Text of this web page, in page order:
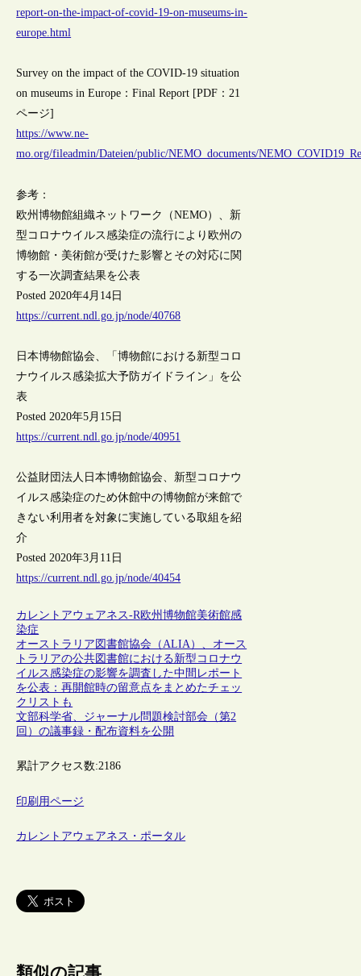
report-on-the-impact-of-covid-19-on-museums-in-
europe.html
Survey on the impact of the COVID-19 situation
on museums in Europe：Final Report [PDF：21
ページ]
https://www.ne-
mo.org/fileadmin/Dateien/public/NEMO_documents/
参考：
欧州博物館組織ネットワーク（NEMO）、新
型コロナウイルス感染症の流行により欧州の
博物館・美術館が受けた影響とその対応に関
する一次調査結果を公表
Posted 2020年4月14日
https://current.ndl.go.jp/node/40768
日本博物館協会、「博物館における新型コロ
ナウイルス感染拡大予防ガイドライン」を公
表
Posted 2020年5月15日
https://current.ndl.go.jp/node/40951
公益財団法人日本博物館協会、新型コロナウ
イルス感染症のため休館中の博物館が来館で
きない利用者を対象に実施している取組を紹
介
Posted 2020年3月11日
https://current.ndl.go.jp/node/40454
カレントアウェアネス-R欧州博物館美術館感
染症
オーストラリア図書館協会（ALIA）、オース
トラリアの公共図書館における新型コロナウ
イルス感染症の影響を調査した中間レポート
を公表：再開館時の留意点をまとめたチェッ
クリストも
文部科学省、ジャーナル問題検討部会（第2
回）の議事録・配布資料を公開
累計アクセス数:2186
印刷用ページ
カレントアウェアネス・ポータル